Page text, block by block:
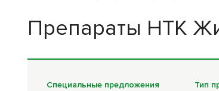
Препараты при
онкологии
Препараты НТК
Специальные предложения Тип